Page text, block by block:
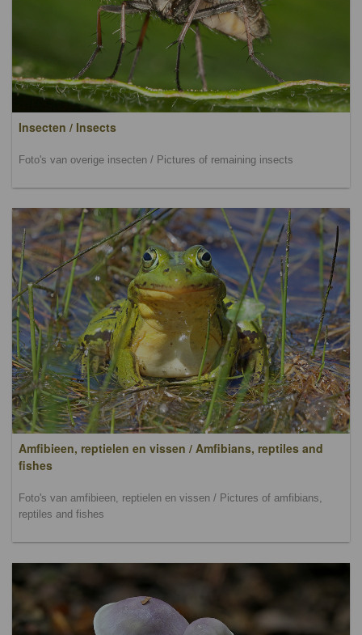
Insecten / Insects
Foto's van overige insecten / Pictures of remaining insects
Amfibieen, reptielen en vissen / Amfibians, reptiles and
fishes
Foto's van amfibieen, reptielen en vissen / Pictures of amfibians,
reptiles and fishes